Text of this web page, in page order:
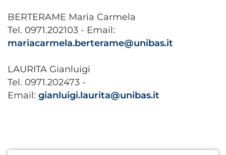
BERTERAME Maria Carmela
Tel. 0971.202103 - Email:
mariacarmela.berterame@unibas.it
LAURITA Gianluigi
Tel. 0971.202473 -
Email: gianluigi.laurita@unibas.it